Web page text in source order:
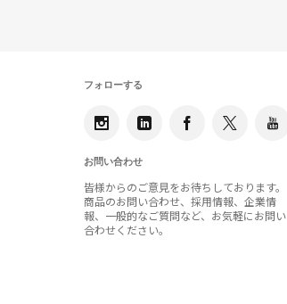
フォローする
お問い合わせ
皆様からのご意見をお待ちしております。
商品のお問い合わせ、採用情報、企業情
報、一般的なご質問など、お気軽にお問い
合わせください。